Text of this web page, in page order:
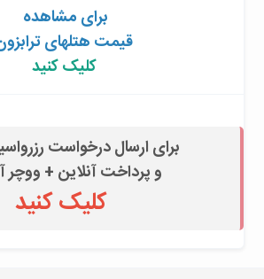
برای مشاهده
کلیک کنید
برای ارسال درخواست
و پرداخت آنلاین + ووچر